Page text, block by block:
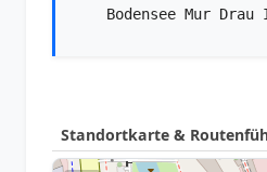
Bodensee Mur
Standortkarte &